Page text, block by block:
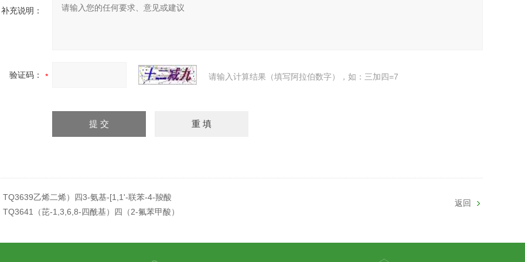
补充说明：
验证码： 请输入计算结果（填写阿拉伯数字），如：三加四=7
TQ3639乙烯二烯）四3-氨基-[1,1'-联苯-4-羧酸
TQ3641（芘-1,3,6,8-四酰基）四（2-氟苯甲酸）
返回